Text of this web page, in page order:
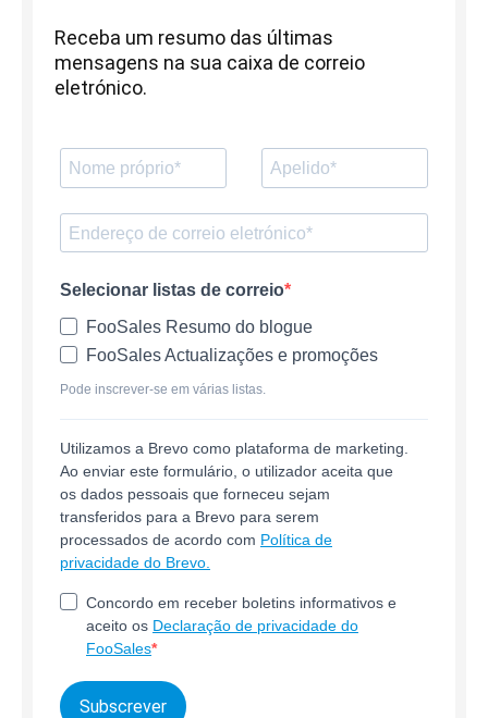
Receba um resumo das últimas
mensagens na sua caixa de correio
eletrónico.
Selecionar listas de correio
FooSales Resumo do blogue
FooSales Actualizações e promoções
Pode inscrever-se em várias listas.
Utilizamos a Brevo como plataforma de marketing.
Ao enviar este formulário, o utilizador aceita que
os dados pessoais que forneceu sejam
transferidos para a Brevo para serem
processados de acordo com Política de
privacidade do Brevo.
Concordo em receber boletins informativos e
aceito os Declaração de privacidade do
FooSales
Subscrever